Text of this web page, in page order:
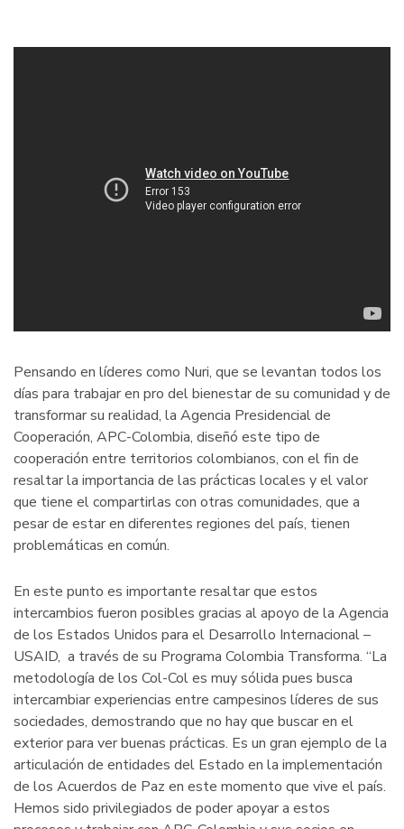
Pensando en líderes como Nuri, que se levantan todos los
días para trabajar en pro del bienestar de su comunidad y de
transformar su realidad, la Agencia Presidencial de
Cooperación, APC-Colombia, diseñó este tipo de
cooperación entre territorios colombianos, con el fin de
resaltar la importancia de las prácticas locales y el valor
que tiene el compartirlas con otras comunidades, que a
pesar de estar en diferentes regiones del país, tienen
problemáticas en común.
En este punto es importante resaltar que estos
intercambios fueron posibles gracias al apoyo de la Agencia
de los Estados Unidos para el Desarrollo Internacional –
USAID, a través de su Programa Colombia Transforma. “La
metodología de los Col-Col es muy sólida pues busca
intercambiar experiencias entre campesinos líderes de sus
sociedades, demostrando que no hay que buscar en el
exterior para ver buenas prácticas. Es un gran ejemplo de la
articulación de entidades del Estado en la implementación
de los Acuerdos de Paz en este momento que vive el país.
Hemos sido privilegiados de poder apoyar a estos